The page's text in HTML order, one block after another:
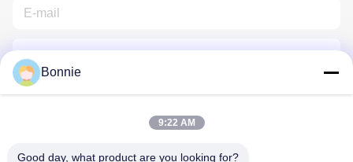
Bonnie
9:22 AM
Good day, what product are you looking for?